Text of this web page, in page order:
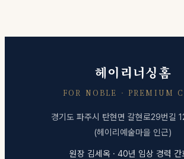
헤이리너싱홈
FOR NOBLE · PREMIUM
경기도 파주시 탄현면 갈현로29번길
(헤이리예술마을 인근)
원장 김세옥 · 40년 임상 경력 간